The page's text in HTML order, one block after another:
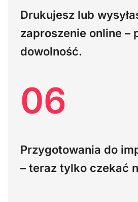
Drukujesz lub
zaproszenie online –
dowolność.
06
Przygotowania do
– teraz tylko czekać